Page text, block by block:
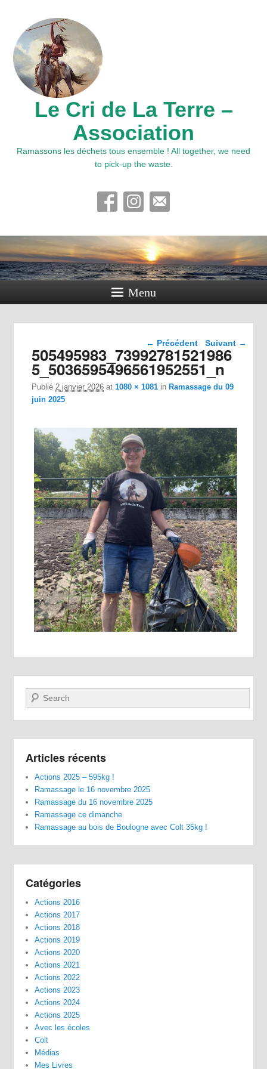
Le Cri de La Terre –
Association
Ramassons les déchets tous ensemble ! All together, we need
to pick-up the waste.
Menu
Navigation dans les
images
← Précédent Suivant →
505495983_73992781521986
5_5036595496561952551_n
Publié2 janvier 2026 at1080 × 1081 in Ramassage du 09
juin 2025
Recherche
Articles récents
Actions 2025 – 595kg !
Ramassage le 16 novembre 2025
Ramassage du 16 novembre 2025
Ramassage ce dimanche
Ramassage au bois de Boulogne avec Colt 35kg !
Catégories
Actions 2016
Actions 2017
Actions 2018
Actions 2019
Actions 2020
Actions 2021
Actions 2022
Actions 2023
Actions 2024
Actions 2025
Avec les écoles
Colt
Médias
Mes Livres